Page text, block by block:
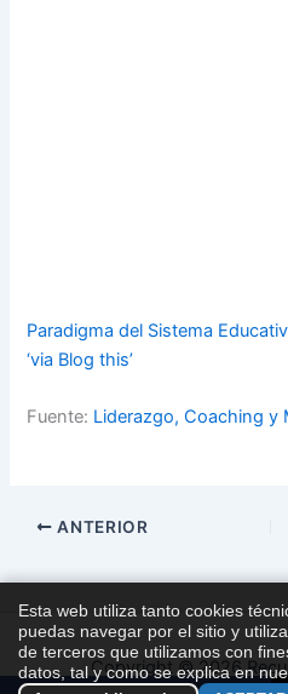
Paradigma del Sistema
‘via Blog this’
Fuente: Liderazgo, Coaching y
ANTERIOR
Copyright © 2026
Esta web utiliza tanto cookies
puedas navegar por el sitio y
de terceros que utilizamos con
datos, tal y como se explica en